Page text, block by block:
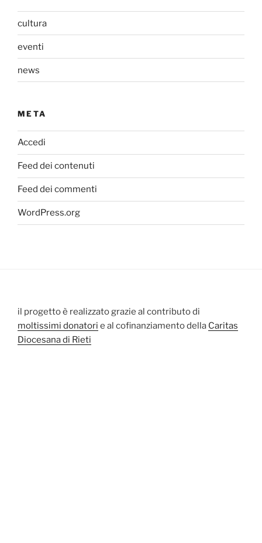
cultura
eventi
news
META
Accedi
Feed dei contenuti
Feed dei commenti
WordPress.org
il progetto è realizzato grazie al contributo di
moltissimi donatori e al cofinanziamento della Caritas
Diocesana di Rieti